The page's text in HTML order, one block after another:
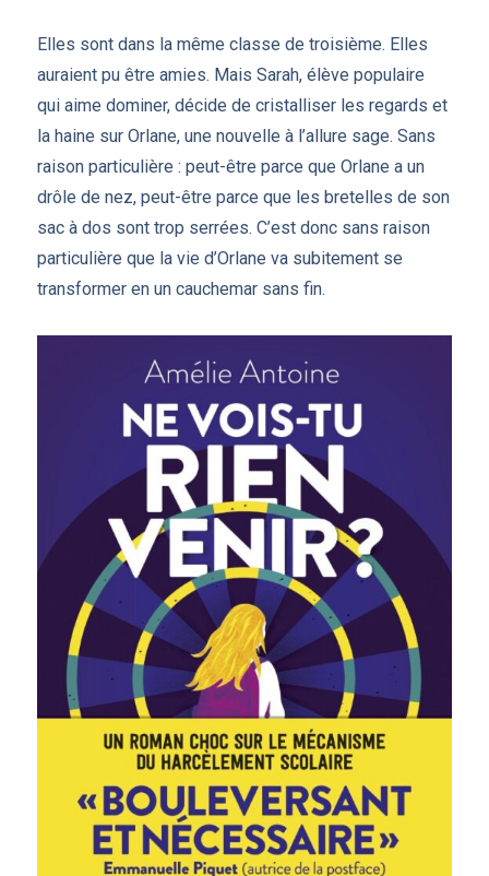
Elles sont dans la même classe de troisième. Elles
auraient pu être amies. Mais Sarah, élève populaire
qui aime dominer, décide de cristalliser les regards et
la haine sur Orlane, une nouvelle à l’allure sage. Sans
raison particulière : peut-être parce que Orlane a un
drôle de nez, peut-être parce que les bretelles de son
sac à dos sont trop serrées. C’est donc sans raison
particulière que la vie d’Orlane va subitement se
transformer en un cauchemar sans fin.